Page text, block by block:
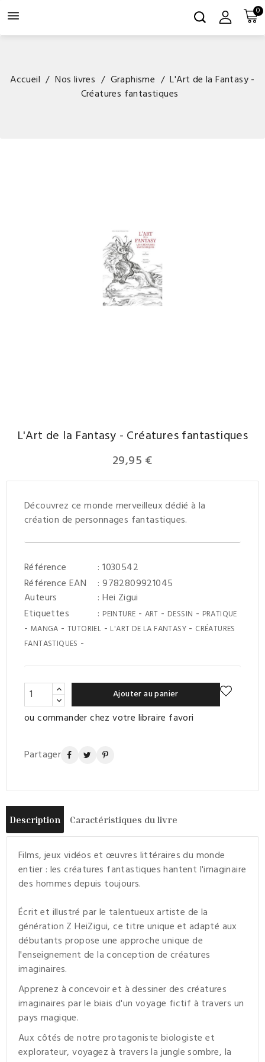
 0
Accueil Nos livres Graphisme
L'Art de la Fantasy -
Créatures fantastiques
L'Art de la Fantasy - Créatures fantastiques
29,95 €
Découvrez ce monde merveilleux dédié à la
création de personnages fantastiques.
Référence
: 1030542
Référence EAN
: 9782809921045
Auteurs
:Hei Zigui
Etiquettes
: PEINTURE - ART - DESSIN - PRATIQUE
- MANGA -TUTORIEL - L'ART DE LA FANTASY - CRÉATURES
FANTASTIQUES -
Ajouter au panier
ou commander chez votre libraire favori
Partager
Description Caractéristiques du livre
Films, jeux vidéos et œuvres littéraires du monde
entier : les créatures fantastiques hantent l'imaginaire
des hommes depuis toujours.
Écrit et illustré par le talentueux artiste de la
génération Z HeiZigui, ce titre unique et adapté aux
débutants propose une approche unique de
l'enseignement de la conception de créatures
imaginaires.
Apprenez à concevoir et à dessiner des créatures
imaginaires par le biais d'un voyage fictif à travers un
pays magique.
Aux côtés de notre protagoniste biologiste et
explorateur, voyagez à travers la jungle sombre, la